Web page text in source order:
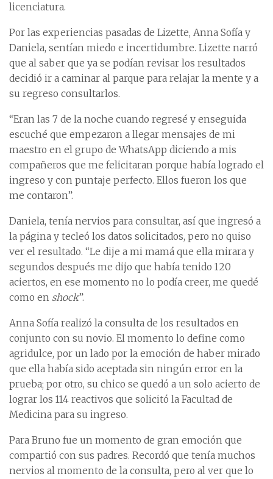
licenciatura.
Por las experiencias pasadas de Lizette, Anna Sofía y
Daniela, sentían miedo e incertidumbre. Lizette narró
que al saber que ya se podían revisar los resultados
decidió ir a caminar al parque para relajar la mente y a
su regreso consultarlos.
“Eran las 7 de la noche cuando regresé y enseguida
escuché que empezaron a llegar mensajes de mi
maestro en el grupo de WhatsApp diciendo a mis
compañeros que me felicitaran porque había logrado el
ingreso y con puntaje perfecto. Ellos fueron los que
me contaron”.
Daniela, tenía nervios para consultar, así que ingresó a
la página y tecleó los datos solicitados, pero no quiso
ver el resultado. “Le dije a mi mamá que ella mirara y
segundos después me dijo que había tenido 120
aciertos, en ese momento no lo podía creer, me quedé
como en shock”.
Anna Sofía realizó la consulta de los resultados en
conjunto con su novio. El momento lo define como
agridulce, por un lado por la emoción de haber mirado
que ella había sido aceptada sin ningún error en la
prueba; por otro, su chico se quedó a un solo acierto de
lograr los 114 reactivos que solicitó la Facultad de
Medicina para su ingreso.
Para Bruno fue un momento de gran emoción que
compartió con sus padres. Recordó que tenía muchos
nervios al momento de la consulta, pero al ver que lo